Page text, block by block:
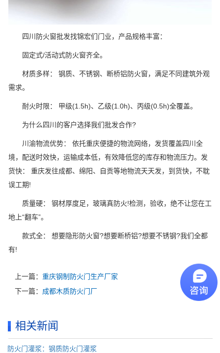
四川防火窗批发找锦宏们门业，产品规格丰富：
固定式/活动式防火窗齐全。
材质多样： 钢质、不锈钢、断桥铝防火窗，满足不同建筑外观
需求。
耐火时限： 甲级(1.5h)、乙级(1.0h)、丙级(0.5h)全覆盖。
为什么四川的客户选择我们批发合作?
川渝物流优势： 依托重庆便捷的物流网络，发货覆盖四川全
境，配送时效快，运输成本低，有效降低您的库存和物流压力。发
货快： 重庆发往成都、绵阳、自贡等地物流天天发，到货快，不耽
误工期!
质量硬： 钢材厚度足，玻璃真防火!检测，验收，绝不让您在工
地上“翻车”。
款式全： 想要隐形防火窗?想要断桥铝?想要不锈钢?我们全都
有!
上一篇： 重庆钢制防火门生产厂家
下一篇： 成都木质防火门厂
相关新闻
防火门灌浆：钢质防火门灌浆